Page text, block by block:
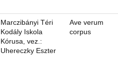
Marczibányi Téri
Kodály Iskola
Kórusa, vez.:
Uhereczky Eszter
Ave verum
corpus